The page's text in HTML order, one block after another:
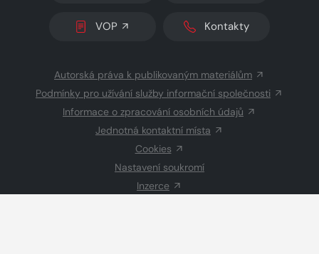
VOP Kontakty
Autorská práva k publikovaným materiálům
Podmínky pro užívání služby informační společnosti
Informace o zpracování osobních údajů
Jednotná kontaktní místa
Cookies
Nastavení soukromí
Inzerce